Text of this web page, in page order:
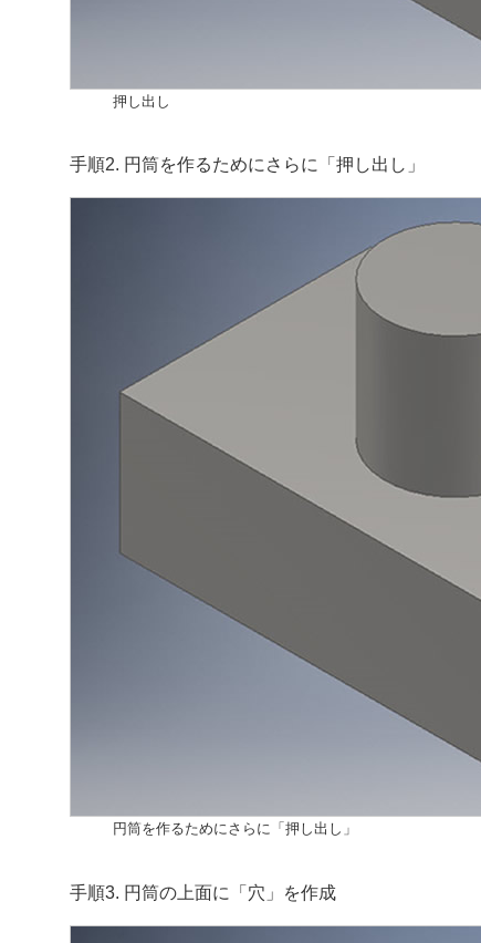
押し出し
手順2. 円筒を作るためにさらに「押し出し」
円筒を作るためにさらに「押し出し」
手順3. 円筒の上面に「穴」を作成